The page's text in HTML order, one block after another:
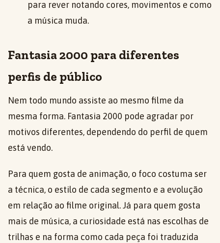
para rever notando cores, movimentos e como
a música muda.
Fantasia 2000 para diferentes
perfis de público
Nem todo mundo assiste ao mesmo filme da
mesma forma. Fantasia 2000 pode agradar por
motivos diferentes, dependendo do perfil de quem
está vendo.
Para quem gosta de animação, o foco costuma ser
a técnica, o estilo de cada segmento e a evolução
em relação ao filme original. Já para quem gosta
mais de música, a curiosidade está nas escolhas de
trilhas e na forma como cada peça foi traduzida